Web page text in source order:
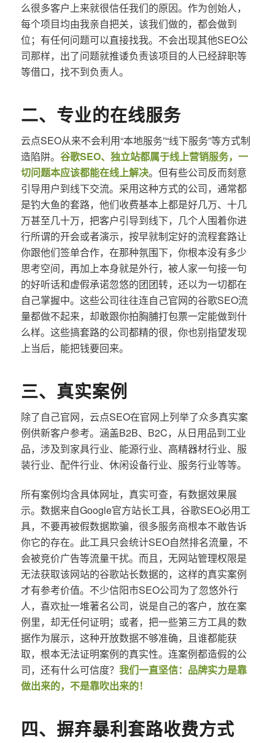
么很多客户上来就很信任我们的原因。作为创始人，
每个项目均由我亲自把关，该我们做的，都会做到
位；有任何问题可以直接找我。不会出现其他SEO公
司那样，出了问题就推诿负责该项目的人已经辞职等
等借口，找不到负责人。
二、专业的在线服务
云点SEO从来不会利用“本地服务”“线下服务”等方式制
造陷阱。 谷歌SEO、独立站都属于线上营销服务，一
切问题本应该都能在线上解决。但有些公司反而刻意
引导用户到线下交流。采用这种方式的公司，通常都
是钓大鱼的套路，他们收费基本上都是好几万、十几
万甚至几十万，把客户引导到线下，几个人围着你进
行所谓的开会或者演示，按早就制定好的流程套路让
你跟他们签单合作，在那种氛围下，你根本没有多少
思考空间，再加上本身就是外行，被人家一句接一句
的好听话和虚假承诺忽悠的团团转，还以为一切都在
自己掌握中。这些公司往往连自己官网的谷歌SEO流
量都做不起来，却敢跟你拍胸脯打包票一定能做到什
么样。这些搞套路的公司都精的很，你也别指望发现
上当后，能把钱要回来。
三、真实案例
除了自己官网，云点SEO在官网上列举了众多真实案
例供新客户参考。涵盖B2B、B2C，从日用品到工业
品，涉及到家具行业、能源行业、高精器材行业、服
装行业、配件行业、休闲设备行业、服务行业等等。
所有案例均含具体网址，真实可查，有数据效果展
示。数据来自Google官方站长工具，谷歌SEO必用工
具，不要再被假数据欺骗，很多服务商根本不敢告诉
你它的存在。此工具只会统计SEO自然排名流量，不
会被竞价广告等流量干扰。而且，无网站管理权限是
无法获取该网站的谷歌站长数据的，这样的真实案例
才有参考价值。不少信阳市SEO公司为了忽悠外行
人，喜欢扯一堆著名公司，说是自己的客户，放在案
例里，却无任何证明；或者，把一些第三方工具的数
据作为展示，这种开放数据不够准确，且谁都能获
取，根本无法证明案例的真实性。连案例都造假的公
司，还有什么可信度？ 我们一直坚信：品牌实力是靠
做出来的，不是靠吹出来的！
四、摒弃暴利套路收费方式